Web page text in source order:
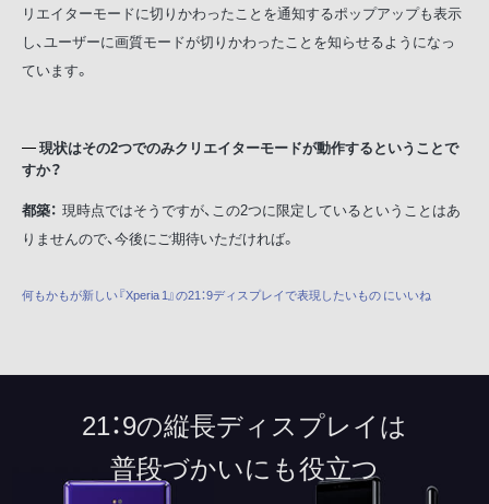
リエイターモードに切りかわったことを通知するポップアップも表示
し、ユーザーに画質モードが切りかわったことを知らせるようになっ
ています。
現状はその2つでのみクリエイターモードが動作するということで
すか？
都築： 現時点ではそうですが、この2つに限定しているということはあ
りませんので、今後にご期待いただければ。
何もかもが新しい『Xperia 1』の21：9ディスプレイで表現したいもの にいいね
21：9の縦長ディスプレイは
普段づかいにも役立つ